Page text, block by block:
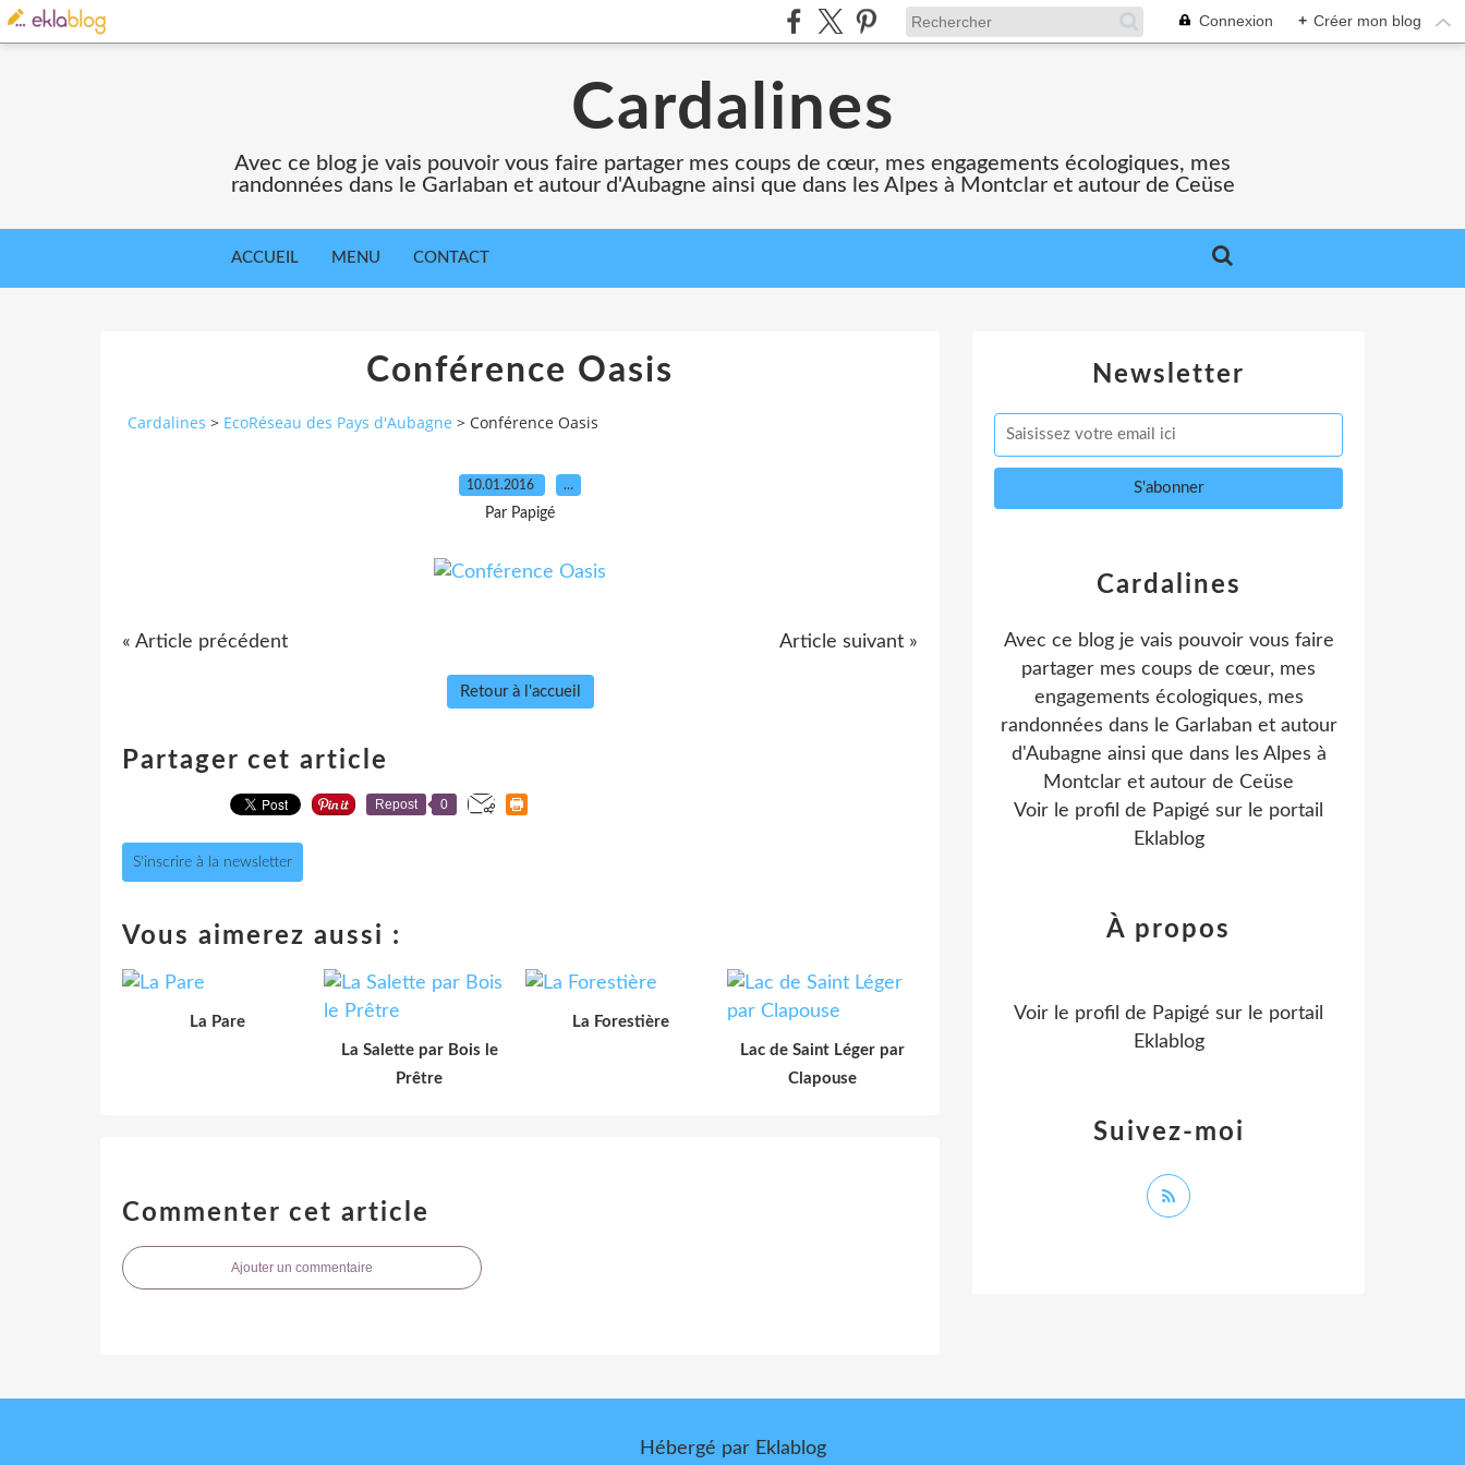
Connexion + Créer mon blog
Cardalines
Avec ce blog je vais pouvoir vous faire partager mes coups de cœur, mes engagements écologiques, mes
randonnées dans le Garlaban et autour d'Aubagne ainsi que dans les Alpes à Montclar et autour de Ceüse
ACCUEIL MENU CONTACT
Conférence Oasis
Cardalines > EcoRéseau des Pays d'Aubagne > Conférence Oasis
10.01.2016 …
Par Papigé
« Article précédent Article suivant »
Retour à l'accueil
Partager cet article
Repost 0
S'inscrire à la newsletter
Vous aimerez aussi :
La Pare
La Salette par Bois le
Prêtre
La Forestière
Lac de Saint Léger par
Clapouse
Commenter cet article
Ajouter un commentaire
Newsletter
Cardalines
Avec ce blog je vais pouvoir vous faire
partager mes coups de cœur, mes
engagements écologiques, mes
randonnées dans le Garlaban et autour
d'Aubagne ainsi que dans les Alpes à
Montclar et autour de Ceüse
Voir le profil de Papigé sur le portail
Eklablog
Suivez-moi
À propos
Voir le profil de Papigé sur le portail
Eklablog
Hébergé par Eklablog